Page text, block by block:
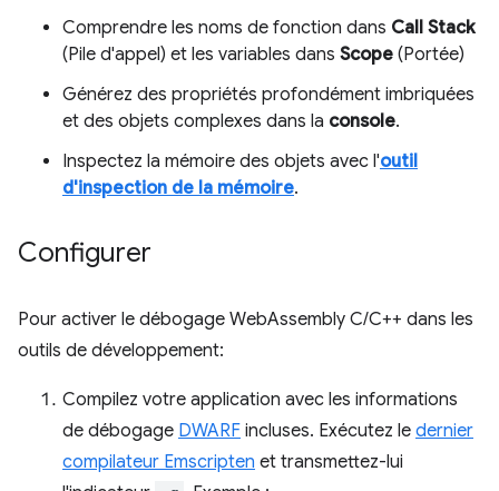
Comprendre les noms de fonction dans Call Stack
(Pile d'appel) et les variables dans Scope (Portée)
Générez des propriétés profondément imbriquées
et des objets complexes dans la console.
Inspectez la mémoire des objets avec l'outil
d'inspection de la mémoire.
Configurer
Pour activer le débogage WebAssembly C/C++ dans les
outils de développement:
Compilez votre application avec les informations
de débogage DWARF incluses. Exécutez le dernier
compilateur Emscripten et transmettez-lui